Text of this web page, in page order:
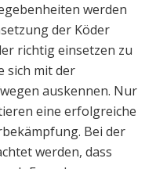
werden
der Köder
richtig einsetzen zu
sich mit der
auskennen. Nur
eine erfolgreiche
Bei der
werden, dass